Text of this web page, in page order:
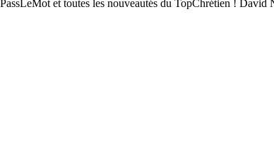
et toutes les nouveautés du TopChrétien !